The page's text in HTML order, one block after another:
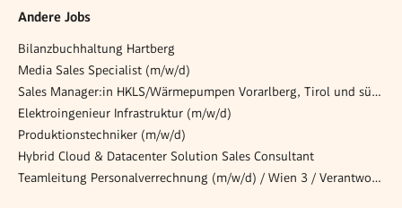
Andere Jobs
Bilanzbuchhaltung Hartberg
Media Sales Specialist (m/w/d)
Sales Manager:in HKLS/Wärmepumpen Vorarlberg, Tirol und südliches Salzburg (m/w/d)
Elektroingenieur Infrastruktur (m/w/d)
Produktionstechniker (m/w/d)
Hybrid Cloud & Datacenter Solution Sales Consultant
Teamleitung Personalverrechnung (m/w/d) / Wien 3 / Verantwortung, Gestaltung, Entwicklung